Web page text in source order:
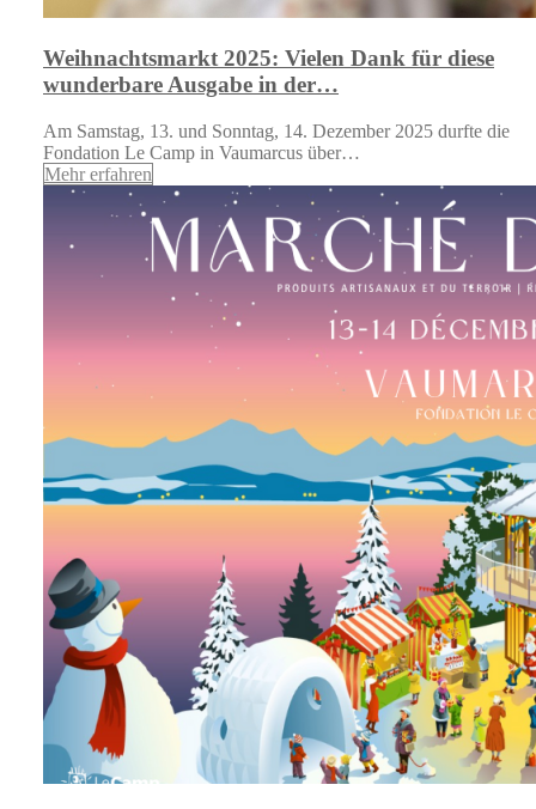
Weihnachtsmarkt 2025: Vielen Dank für diese
wunderbare Ausgabe in der…
Am Samstag, 13. und Sonntag, 14. Dezember 2025 durfte die
Fondation Le Camp in Vaumarcus über…
Mehr erfahren